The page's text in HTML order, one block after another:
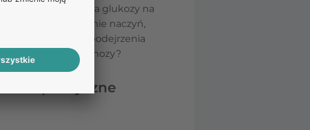
tolerancja glukozy na
jak uszkodzenie naczyń,
i badania w razie podejrzenia
diagnozy?
terapeutyczne